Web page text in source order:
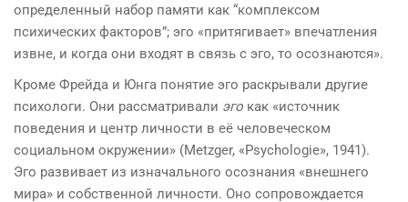
определенный набор памяти как “комплексом
психических факторов”; эго «притягивает» впечатления
извне, и когда они входят в связь с эго, то осознаются».
Кроме Фрейда и Юнга понятие эго раскрывали другие
психологи. Они рассматривали эго как «источник
поведения и центр личности в её человеческом
социальном окружении» (Metzger, «Psychologie», 1941).
Эго развивает из изначального осознания «внешнего
мира» и собственной личности. Оно сопровождается